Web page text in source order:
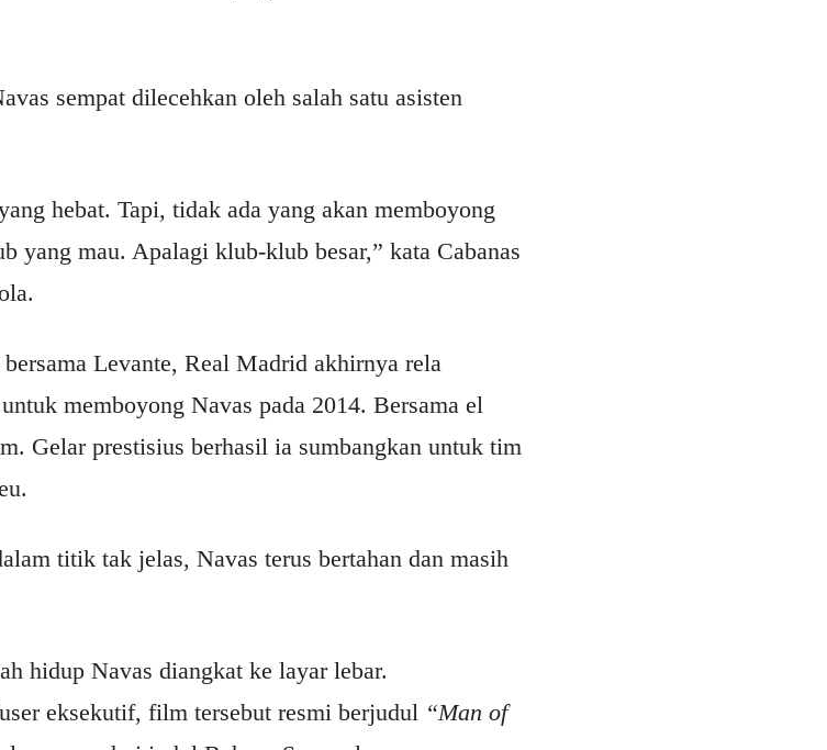
sempat dilecehkan oleh salah satu asisten
hebat. Tapi, tidak ada yang akan memboyong
yang mau. Apalagi klub-klub besar,” kata Cabanas
Levante, Real Madrid akhirnya rela
memboyong Navas pada 2014. Bersama el
Gelar prestisius berhasil ia sumbangkan untuk tim
titik tak jelas, Navas terus bertahan dan masih
hidup Navas diangkat ke layar lebar.
eksekutif, film tersebut resmi berjudul “Man of